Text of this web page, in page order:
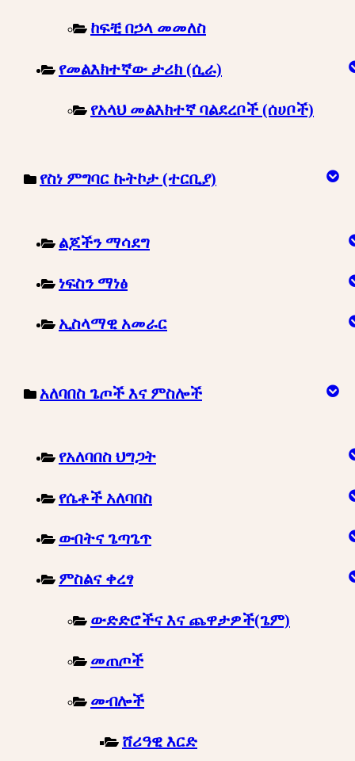
ከፍቺ በኃላ መመለስ
የመልእክተኛው ታሪክ (ሲራ)
የአላህ መልእክተኛ ባልደረቦች (ሰሀቦች)
የስነ ምግባር ኩትኮታ (ተርቢያ)
ልጆችን ማሳደግ
ነፍስን ማነፅ
ኢስላማዊ አመራር
አለባበስ ጌጦች እና ምስሎች
የአለባበስ ህግጋት
የሴቶች አለባበስ
ውበትና ጌጣጌጥ
ምስልና ቀረፃ
ውድድሮችና እና ጨዋታዎች(ጌም)
መጠጦች
መብሎች
ሸሪዓዊ እርድ